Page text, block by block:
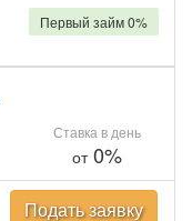
Ставка в день
от0%
Первый займ 0%
Подать заявку